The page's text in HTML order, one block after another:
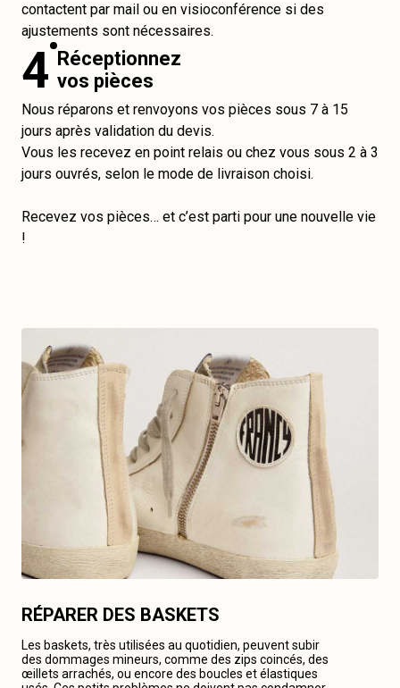
contactent par mail ou en visioconférence si des
ajustements sont nécessaires.
4 Réceptionnez
vos pièces
Nous réparons et renvoyons vos pièces sous 7 à 15
jours après validation du devis.
Vous les recevez en point relais ou chez vous sous 2 à 3
jours ouvrés, selon le mode de livraison choisi.
Recevez vos pièces… et c’est parti pour une nouvelle vie
!
RÉPARER DES BASKETS
Les baskets, très utilisées au quotidien, peuvent subir
des dommages mineurs, comme des zips coincés, des
œillets arrachés, ou encore des boucles et élastiques